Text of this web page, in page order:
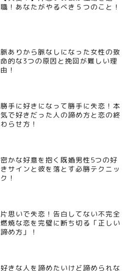
職！あなたがやるべき５つのこと！
脈ありから脈なしになった女性の致
命的な3つの原因と挽回が難しい理
由！
勝手に好きになって勝手に失恋！本
気で好きだった人の諦め方と恋の終
わらせ方！
密かな好意を抱く既婚男性5つの好
きサインと彼を落とす必勝テクニッ
ク！
片思いで失恋！告白してない不完全
燃焼な恋を完璧に断ち切る「正しい
諦め方」！
好きな人を諦めたいけど諦められな